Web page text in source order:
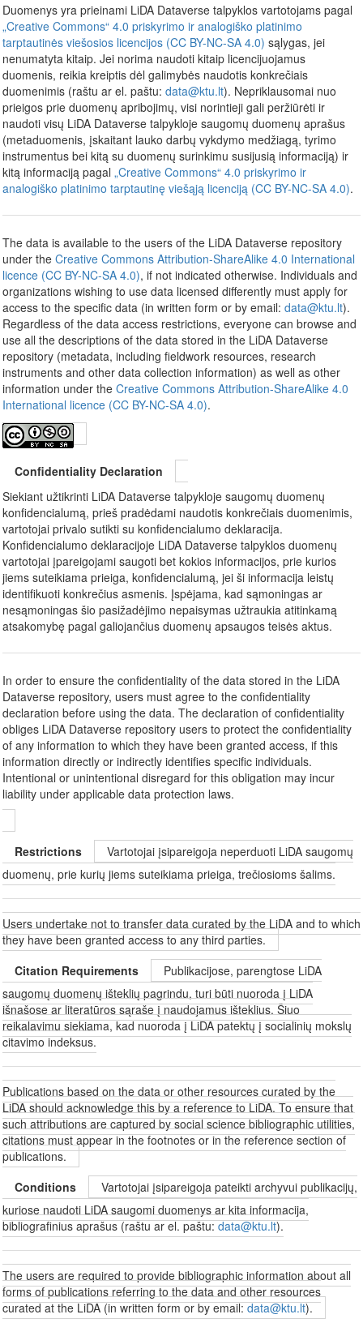
Duomenys yra prieinami LiDA Dataverse talpyklos vartotojams pagal
„Creative Commons“ 4.0 priskyrimo ir analogiško platinimo
tarptautinės viešosios licencijos (CC BY-NC-SA 4.0) sąlygas, jei
nenumatyta kitaip. Jei norima naudoti kitaip licencijuojamus
duomenis, reikia kreiptis dėl galimybės naudotis konkrečiais
duomenimis (raštu ar el. paštu: data@ktu.lt). Nepriklausomai nuo
prieigos prie duomenų apribojimų, visi norintieji gali peržiūrėti ir
naudoti visų LiDA Dataverse talpykloje saugomų duomenų aprašus
(metaduomenis, įskaitant lauko darbų vykdymo medžiagą, tyrimo
instrumentus bei kitą su duomenų surinkimu susijusią informaciją) ir
kitą informaciją pagal „Creative Commons“ 4.0 priskyrimo ir
analogiško platinimo tarptautinę viešąją licenciją (CC BY-NC-SA 4.0).
The data is available to the users of the LiDA Dataverse repository
under the Creative Commons Attribution-ShareAlike 4.0 International
licence (CC BY-NC-SA 4.0), if not indicated otherwise. Individuals and
organizations wishing to use data licensed differently must apply for
access to the specific data (in written form or by email: data@ktu.lt).
Regardless of the data access restrictions, everyone can browse and
use all the descriptions of the data stored in the LiDA Dataverse
repository (metadata, including fieldwork resources, research
instruments and other data collection information) as well as other
information under the Creative Commons Attribution-ShareAlike 4.0
International licence (CC BY-NC-SA 4.0).
Confidentiality Declaration
Siekiant užtikrinti LiDA Dataverse talpykloje saugomų duomenų
konfidencialumą, prieš pradėdami naudotis konkrečiais duomenimis,
vartotojai privalo sutikti su konfidencialumo deklaracija.
Konfidencialumo deklaracijoje LiDA Dataverse talpyklos duomenų
vartotojai įpareigojami saugoti bet kokios informacijos, prie kurios
jiems suteikiama prieiga, konfidencialumą, jei ši informacija leistų
identifikuoti konkrečius asmenis. Įspėjama, kad sąmoningas ar
nesąmoningas šio pasižadėjimo nepaisymas užtraukia atitinkamą
atsakomybę pagal galiojančius duomenų apsaugos teisės aktus.
In order to ensure the confidentiality of the data stored in the LiDA
Dataverse repository, users must agree to the confidentiality
declaration before using the data. The declaration of confidentiality
obliges LiDA Dataverse repository users to protect the confidentiality
of any information to which they have been granted access, if this
information directly or indirectly identifies specific individuals.
Intentional or unintentional disregard for this obligation may incur
liability under applicable data protection laws.
Restrictions
Vartotojai įsipareigoja neperduoti LiDA saugomų
duomenų, prie kurių jiems suteikiama prieiga, trečiosioms šalims.
Users undertake not to transfer data curated by the LiDA and to which
they have been granted access to any third parties.
Citation Requirements
Publikacijose, parengtose LiDA
saugomų duomenų išteklių pagrindu, turi būti nuoroda į LiDA
išnašose ar literatūros sąraše į naudojamus išteklius. Šiuo
reikalavimu siekiama, kad nuoroda į LiDA patektų į socialinių mokslų
citavimo indeksus.
Publications based on the data or other resources curated by the
LiDA should acknowledge this by a reference to LiDA. To ensure that
such attributions are captured by social science bibliographic utilities,
citations must appear in the footnotes or in the reference section of
publications.
Conditions
Vartotojai įsipareigoja pateikti archyvui publikacijų,
kuriose naudoti LiDA saugomi duomenys ar kita informacija,
bibliografinius aprašus (raštu ar el. paštu:data@ktu.lt).
The users are required to provide bibliographic information about all
forms of publications referring to the data and other resources
curated at the LiDA (in written form or by email:data@ktu.lt).